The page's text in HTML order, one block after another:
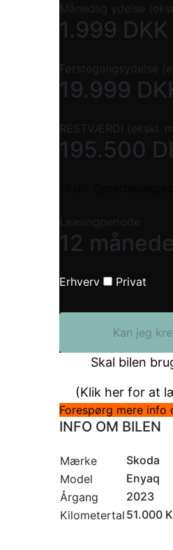
Månedlig ydelse
1.999 DKK
Førstegangsydelse
19.999
RESTVÆRDI (ekskl.
195.500
Leasingperiode
12
Erhverv Privat
Kan jeg
Skal bilen
(Klik her for at
Forespørg mere info
INFO OM BILEN
Mærke
Skoda
Model
Enyaq
Årgang
2023
Kilometertal 51.000